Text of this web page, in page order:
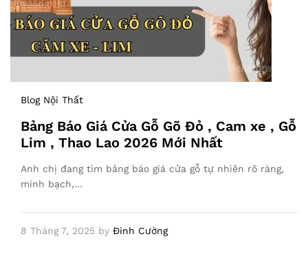
Blog Nội Thất
Bảng Báo Giá Cửa Gỗ Gõ Đỏ , Cam xe , Gỗ
Lim , Thao Lao 2026 Mới Nhất
Anh chị đang tìm bảng báo giá cửa gỗ tự nhiên rõ ràng,
minh bạch,…
8 Tháng 7, 2025 by Đinh Cường